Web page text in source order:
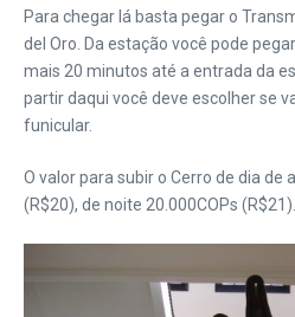
Para chegar lá basta pegar o
del Oro. Da estação você pode
mais 20 minutos até a entrada da
partir daqui você deve escolher se
funicular.
O valor para subir o Cerro de dia de
(R$20), de noite 20.000COPs (R$21).